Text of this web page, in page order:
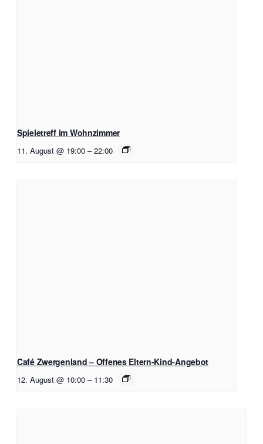
Spieletreff im Wohnzimmer
11. August @ 19:00 – 22:00
Café Zwergenland – Offenes Eltern-Kind-Angebot
12. August @ 10:00 – 11:30